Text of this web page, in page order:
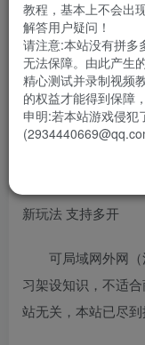
游戏版本：
安装环境：无
配套：单机局域
套工具
支持联机 面
新玩法 支持多开
可局域网外网
习架设知识，不适
站无关，本站已尽到
教程，基本上不会出
解答用户疑问！
请注意:本站没有拼多
无法保障。由此产生
精心测试并录制视频
的权益才能得到保障
申明:若本站游戏侵犯